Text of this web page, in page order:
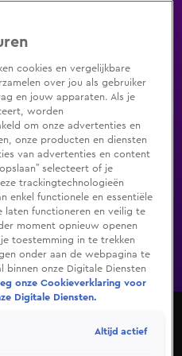
Zenders Genres
Shop
De Bondgenoten
Shani loopt hoog op
cookies en vergelijkbare
over jou als gebruiker
en jouw apparaten. Als je
worden
om onze advertenties en
onze producten en diensten
van advertenties en content
selecteert of je
trackingtechnologieën
enkel functionele en essentiële
functioneren en veilig te
moment opnieuw openen
toestemming in te trekken
onder aan de webpagina te
binnen onze Digitale Diensten
onze Cookieverklaring voor
Digitale Diensten.
Altijd actief